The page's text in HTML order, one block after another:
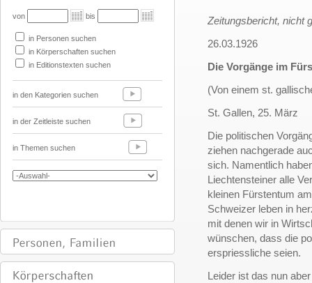
von bis
in Personen suchen
in Körperschaften suchen
in Editionstexten suchen
in den Kategorien suchen
in der Zeitleiste suchen
in Themen suchen
Zeitungsbericht, nicht
26.03.1926
Die Vorgänge im
(Von einem st.
St. Gallen, 25. März
Die politischen
ziehen nachgerade
sich. Namentlich
Liechtensteiner alle
kleinen Fürstentum
Schweizer leben in
mit denen wir in
wünschen, dass die
erspriessliche seien.
Leider ist das nun